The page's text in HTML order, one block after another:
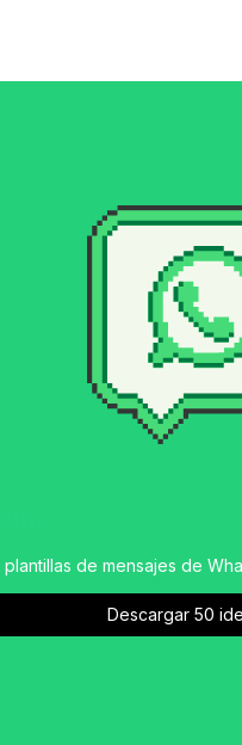
de mensajes de
Descargar 50